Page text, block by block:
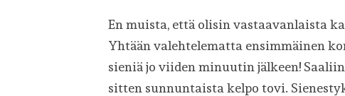
En muista, että olisin vastaavanlaista
Yhtään valehtelematta ensimmäinen
sieniä jo viiden minuutin jälkeen!
sitten sunnuntaista kelpo tovi.